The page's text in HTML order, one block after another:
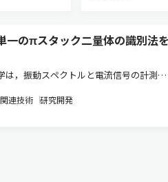
一のπスタック二量体の識別法を
は，振動スペクトルと電流信号の計測に
ュースリリース）。 π電子を介した相互
作用）は，電子材料における結晶構造
連技術 研究開発